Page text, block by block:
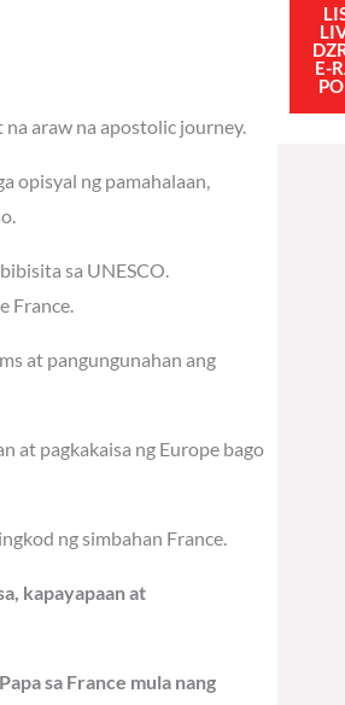
na araw na apostolic journey.
opisyal ng pamahalaan,
sa UNESCO.
France.
at pangungunahan ang
at pagkakaisa ng Europe bago
ng simbahan France.
kapayapaan at
sa France mula nang
itong
kulang.
ibig
E-